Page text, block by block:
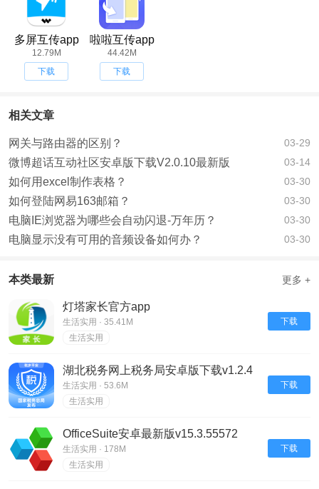
多屏互传app
12.79M
下载
啦啦互传app
44.42M
下载
相关文章
网关与路由器的区别？ 03-29
微博超话互动社区安卓版下载V2.0.10最新版 03-14
如何用excel制作表格？ 03-30
如何登陆网易163邮箱？ 03-30
电脑IE浏览器为哪些会自动闪退-万年历？ 03-30
电脑显示没有可用的音频设备如何办？ 03-30
本类最新 更多 +
灯塔家长官方app
生活实用 · 35.41M
生活实用
下载
湖北税务网上税务局安卓版下载v1.2.4
生活实用 · 53.6M
生活实用
下载
OfficeSuite安卓最新版v15.3.55572
生活实用 · 178M
生活实用
下载